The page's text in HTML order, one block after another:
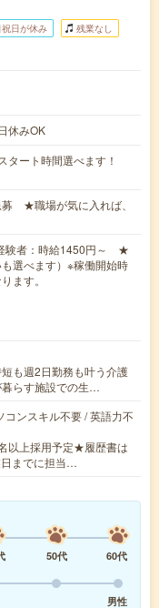
祝日が休み 残業なし
休みOK
ート時間選べます！
★職場が気に入れば、
験者：時給1450円～ ★
選べます）※稼働開始時
ます。
も週2日勤務も叶う介護
暮らす施設での生…
コンスキル不要 / 英語力不
以上採用予定★履歴書は
までに担当…
50代
60代
男性